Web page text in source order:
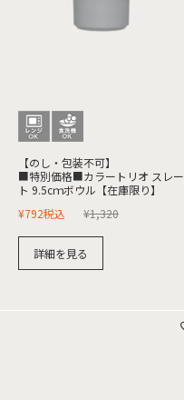
【のし・包装不可】
■特別価格■カラートリオ スレー
ト 9.5cｍボウル【在庫限り】
¥1,320
¥792税込
詳細を見る